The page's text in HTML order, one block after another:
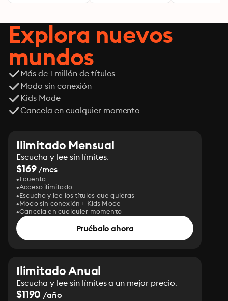
Explora nuevos
mundos
Más de 1 millón de títulos
Modo sin conexión
Kids Mode
Cancela en cualquier momento
Ilimitado Mensual
Escucha y lee sin límites.
$169/mes
1 cuenta
Acceso ilimitado
Escucha y lee los títulos que quieras
Modo sin conexión + Kids Mode
Cancela en cualquier momento
Pruébalo ahora
Ilimitado Anual
Escucha y lee sin límites a un mejor precio.
$1190 /año